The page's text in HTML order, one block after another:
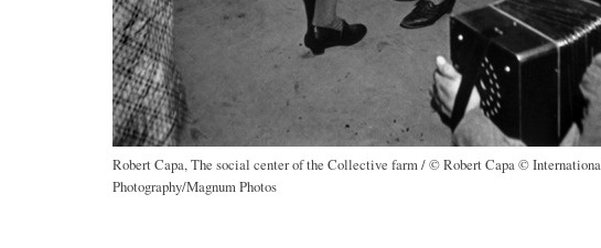
Robert Capa, The social center of the Collective farm / © Robert Capa ©
Photography/Magnum Photos